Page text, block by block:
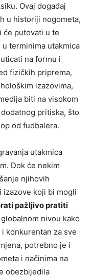
Ovaj događaj
u historiji nogometa,
će putovati u te
terminima utakmica
na formu i
fizičkih priprema,
izazovima,
biti na visokom
pritiska, što
od fudbalera.
utakmica
Dok će nekim
njihovih
koji bi mogli
pažljivo pratiti
nivou kako
konkurentan za sve
potrebno je i
i načinima na
obezbijedila